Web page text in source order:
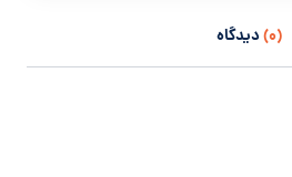
(۰) دیدگاه